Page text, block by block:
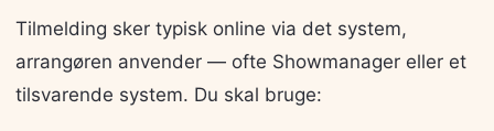
Tilmelding sker typisk online via det system,
arrangøren anvender — ofte Showmanager eller et
tilsvarende system. Du skal bruge: